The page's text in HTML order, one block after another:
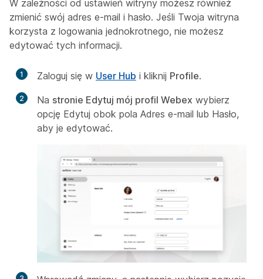
W zależności od ustawień witryny możesz również
zmienić swój adres e-mail i hasło. Jeśli Twoja witryna
korzysta z logowania jednokrotnego, nie możesz
edytować tych informacji.
1 Zaloguj się w User Hub i kliknij Profile.
2 Na stronie Edytuj mój profil Webex wybierz
opcję Edytuj obok pola Adres e-mail lub Hasło,
aby je edytować.